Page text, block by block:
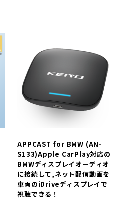
APPCAST for BMW (AN-
S133)Apple CarPlay対応の
BMWディスプレイオーディオ
に接続して,ネット配信動画を
車両のiDriveディスプレイで
視聴できる！